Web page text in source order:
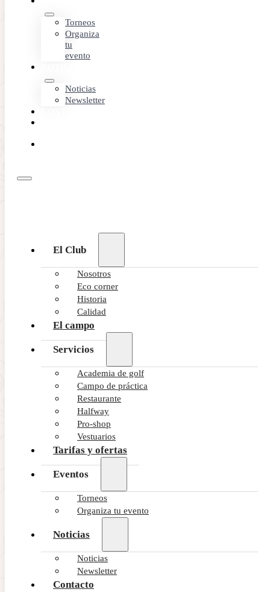
Torneos
Organiza
tu
evento
Noticias
Newsletter
El Club
Nosotros
Eco corner
Historia
Calidad
El campo
Servicios
Academia de golf
Campo de práctica
Restaurante
Halfway
Pro-shop
Vestuarios
Tarifas y ofertas
Eventos
Torneos
Organiza tu evento
Noticias
Noticias
Newsletter
Contacto